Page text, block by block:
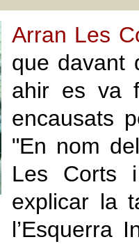
Arran Les
que davant
ahir es va
encausats
"En nom
Les Corts
explicar la
l’Esquerra